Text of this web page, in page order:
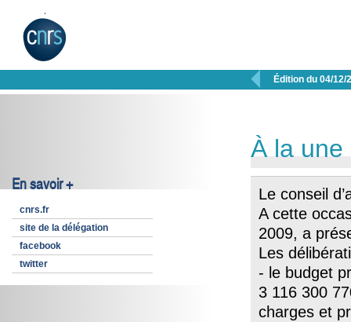
 Édition du 04/12/
En savoir +
cnrs.fr
site de la délégation
facebook
twitter
À la une
Le conseil
A cette
2009, a
Les
- le budget
3 116 300
charges et